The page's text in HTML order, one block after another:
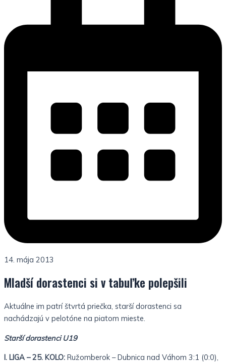
14. mája 2013
Mladší dorastenci si v tabuľke polepšili
Aktuálne im patrí štvrtá priečka, starší dorastenci sa
nachádzajú v pelotóne na piatom mieste.
Starší dorastenci U19
I. LIGA – 25. KOLO: Ružomberok – Dubnica nad Váhom 3:1 (0:0),